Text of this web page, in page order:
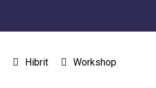
Hibrit Workshop